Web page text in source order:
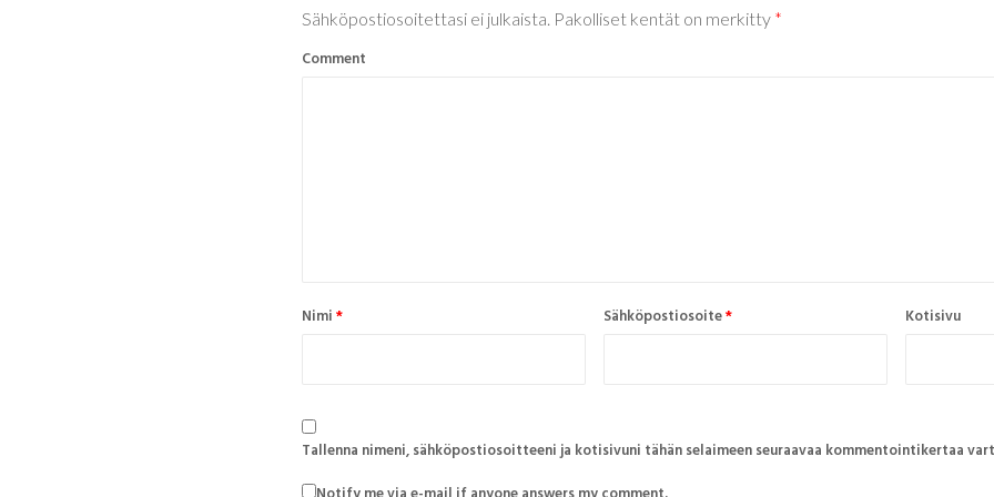
Sähköpostiosoitettasi ei julkaista. Pakolliset kentät on merkitty *
Comment
Nimi* Sähköpostiosoite* Kotisivu
Tallenna nimeni, sähköpostiosoitteeni ja kotisivuni tähän selaimeen seuraavaa kommentointikertaa